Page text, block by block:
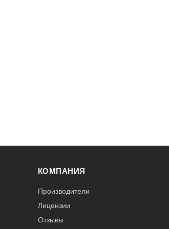
КОМПАНИЯ
Производители
Лицензии
Отзывы